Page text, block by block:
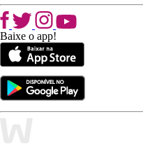
Baixe o app!